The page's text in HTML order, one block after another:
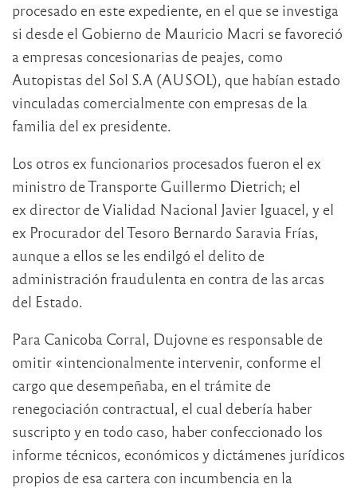
procesado en este expediente, en el que se investiga
si desde el Gobierno de Mauricio Macri se favoreció
a empresas concesionarias de peajes, como
Autopistas del Sol S.A (AUSOL), que habían estado
vinculadas comercialmente con empresas de la
familia del ex presidente.
Los otros ex funcionarios procesados fueron el ex
ministro de Transporte Guillermo Dietrich; el
ex director de Vialidad Nacional Javier Iguacel, y el
ex Procurador del Tesoro Bernardo Saravia Frías,
aunque a ellos se les endilgó el delito de
administración fraudulenta en contra de las arcas
del Estado.
Para Canicoba Corral, Dujovne es responsable de
omitir «intencionalmente intervenir, conforme el
cargo que desempeñaba, en el trámite de
renegociación contractual, el cual debería haber
suscripto y en todo caso, haber confeccionado los
informe técnicos, económicos y dictámenes jurídicos
propios de esa cartera con incumbencia en la